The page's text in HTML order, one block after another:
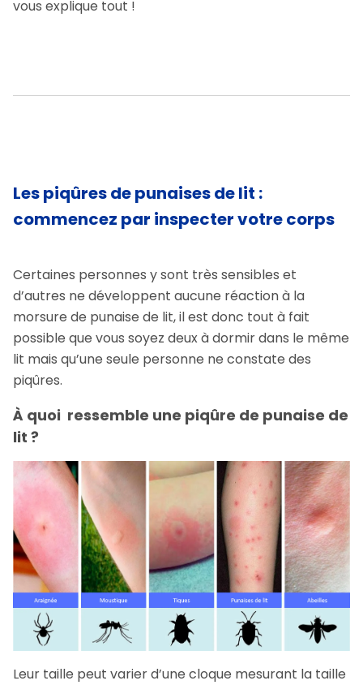
vous explique tout !
Les piqûres de punaises de lit :
commencez par inspecter votre corps
Certaines personnes y sont très sensibles et
d’autres ne développent aucune réaction à la
morsure de punaise de lit, il est donc tout à fait
possible que vous soyez deux à dormir dans le même
lit mais qu’une seule personne ne constate des
piqûres.
À quoi ressemble une piqûre de punaise de
lit ?
Leur taille peut varier d’une cloque mesurant la taille